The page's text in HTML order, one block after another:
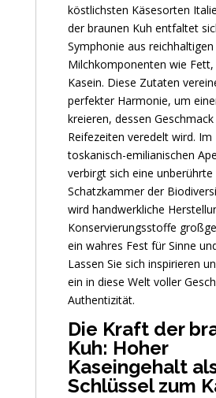
köstlichsten Käsesorten
der braunen Kuh entfaltet
Symphonie aus reichhaltigen
Milchkomponenten wie Fett,
Kasein. Diese Zutaten
perfekter Harmonie, um
kreieren, dessen
Reifezeiten veredelt wird. Im
toskanisch-emilianischen
verbirgt sich eine
Schatzkammer der
wird handwerkliche
Konservierungsstoffe
ein wahres Fest für Sinne
Lassen Sie sich inspirieren
ein in diese Welt voller
Authentizität.
Die Kraft der
Kuh: Hoher
Kaseingehalt
Schlüssel zum